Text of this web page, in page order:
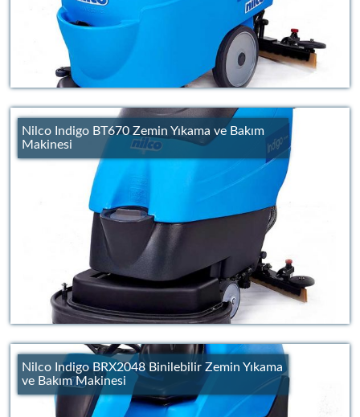
Nilco Indigo BT670 Zemin Yıkama ve Bakım
Makinesi
Nilco Indigo BRX2048 Binilebilir Zemin Yıkama
ve Bakım Makinesi